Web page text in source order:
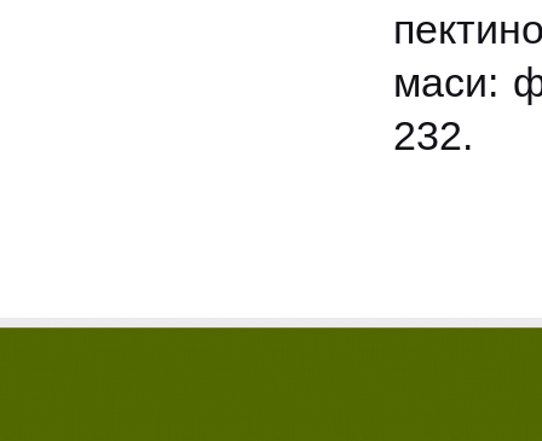
маси:
232.